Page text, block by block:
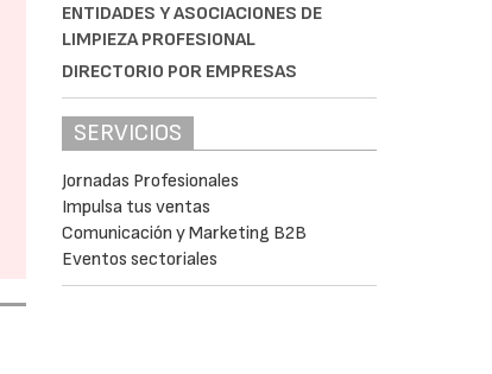
ENTIDADES Y ASOCIACIONES DE
LIMPIEZA PROFESIONAL
DIRECTORIO POR EMPRESAS
SERVICIOS
Jornadas Profesionales
Impulsa tus ventas
Comunicación y Marketing B2B
Eventos sectoriales